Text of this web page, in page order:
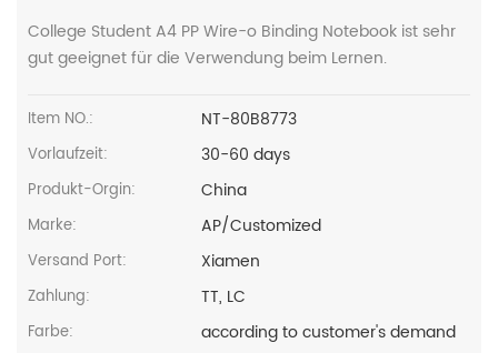
College Student A4 PP Wire-o Binding Notebook ist sehr
gut geeignet für die Verwendung beim Lernen.
Item NO.: NT-80B8773
Vorlaufzeit: 30-60 days
Produkt-Orgin: China
Marke: AP/Customized
Versand Port: Xiamen
Zahlung: TT, LC
Farbe: according to customer's demand